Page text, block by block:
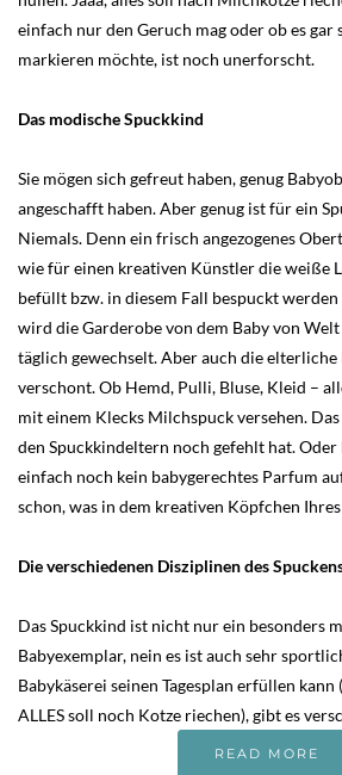
einfach nur den Geruch mag oder ob es
markieren möchte, ist noch unerforscht.
Das modische Spuckkind
Sie mögen sich gefreut haben, genug
angeschafft haben. Aber genug ist für ein
Niemals. Denn ein frisch angezogenes
wie für einen kreativen Künstler die weiße
befüllt bzw. in diesem Fall bespuckt werden
wird die Garderobe von dem Baby von
täglich gewechselt. Aber auch die
verschont. Ob Hemd, Pulli, Bluse, Kleid –
mit einem Klecks Milchspuck versehen.
den Spuckkindeltern noch gefehlt hat.
einfach noch kein babygerechtes Parfum
schon, was in dem kreativen Köpfchen
Die verschiedenen Disziplinen des
Das Spuckkind ist nicht nur ein besonders
Babyexemplar, nein es ist auch sehr
Babykäserei seinen Tagesplan erfüllen kann
ALLES soll noch Kotze riechen), gibt es
READ MORE